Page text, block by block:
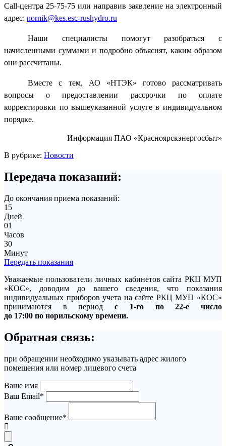
Call-центра 25-75-75 или направив заявление на электронный
адрес: nornik@kes.esc-rushydro.ru
Наши специалисты помогут разобраться с
начисленными суммами и подробно объяснят, каким образом
они рассчитаны.
Вместе с тем, АО «НТЭК» готово рассматривать
вопросы о предоставлении рассрочки по оплате
корректировки по вышеуказанной услуге в индивидуальном
порядке.
Информация ПАО «Красноярскэнергосбыт»
В рубрике: Новости
Передача показаний:
До окончания приема показаний:
15
Дней
01
Часов
30
Минут
Передать показания
Уважаемые пользователи личных кабинетов сайта РКЦ МУП
«КОС», доводим до вашего сведения, что показания
индивидуальных приборов учета на сайте РКЦ МУП «КОС»
принимаются в периодс 1-го по 22-е число
до 17:00 по норильскому времени.
Обратная связь:
при обращении необходимо указывать адрес жилого
помещения или номер лицевого счета
Ваше имя
Ваш Email*
Ваше сообщение*